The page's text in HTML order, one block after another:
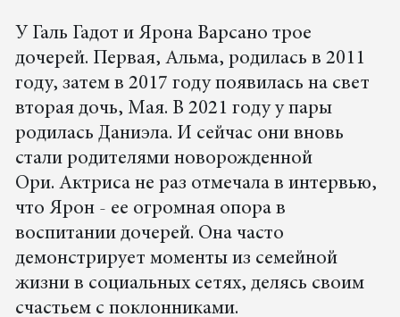
У Галь Гадот и Ярона Варсано трое
дочерей. Первая, Альма, родилась в 2011
году, затем в 2017 году появилась на свет
вторая дочь, Мая. В 2021 году у пары
родилась Даниэла. И сейчас они вновь
стали родителями новорожденной
Ори. Актриса не раз отмечала в интервью,
что Ярон - ее огромная опора в
воспитании дочерей. Она часто
демонстрирует моменты из семейной
жизни в социальных сетях, делясь своим
счастьем с поклонниками.